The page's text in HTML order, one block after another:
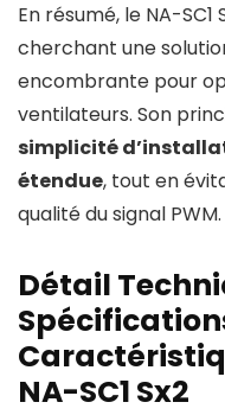
En résumé, le NA-SC1
cherchant une
encombrante pour
ventilateurs. Son
simplicité
étendue, tout en
qualité du signal PWM.
Détail
NA-SC1 Sx2